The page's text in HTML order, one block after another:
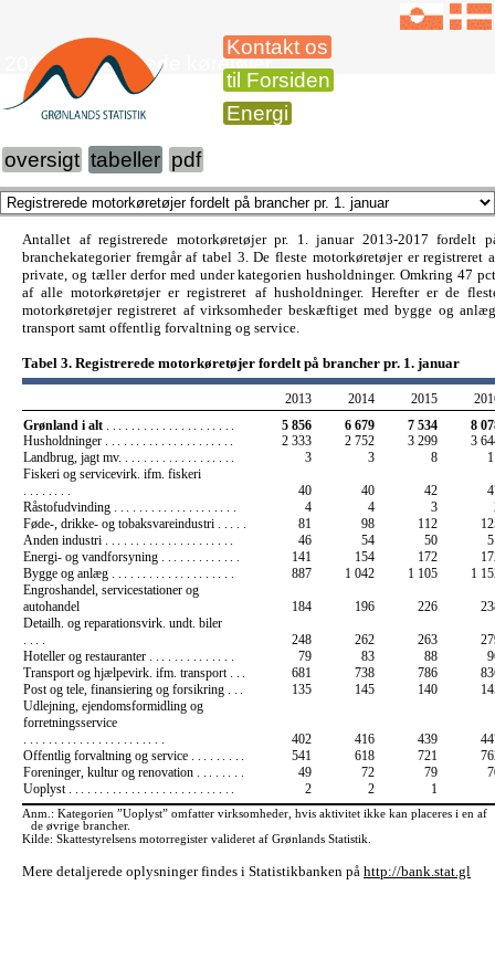
Kontakt os
til Forsiden
Energi
2017 Registrerede køretøjer
oversigt tabeller pdf